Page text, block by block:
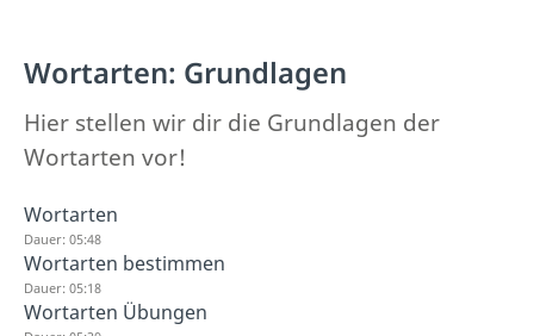
Wortarten: Grundlagen
Hier stellen wir dir die Grundlagen der
Wortarten vor!
Wortarten
Dauer: 05:48
Wortarten bestimmen
Dauer: 05:18
Wortarten Übungen